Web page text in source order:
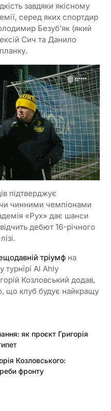
завдяки якісному
серед яких спортдир
Безуб’як (який
Сич та Данило
підтверджує
чинними чемпіонами
«Рух» дає шанси
дебют 16-річного
тріумфна
Al Ahly
Козловський додав,
що клуб будує найкращу
як проєкт Григорія
Козловського:
фронту